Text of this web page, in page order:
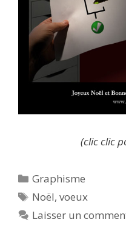
(clic clic
Catégories
Graphisme
Étiquettes
Noël,voeux
Laisser un